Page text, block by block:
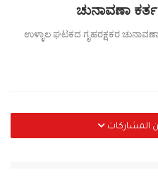
ಚುನಾವಣಾ
ಉಳ್ಳಾಲ ಘಟಕದ ಗೃಹರಕ್ಷಕರ
المشاركات